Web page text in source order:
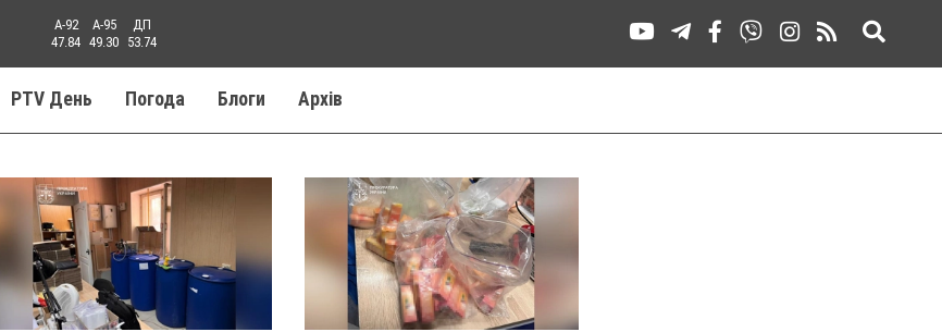
A-92
47.84
A-95
49.30
ДП
53.74
PTV День Погода Блоги Aрхів